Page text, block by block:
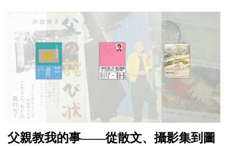
父親教我的事——從散文、攝影集到圖